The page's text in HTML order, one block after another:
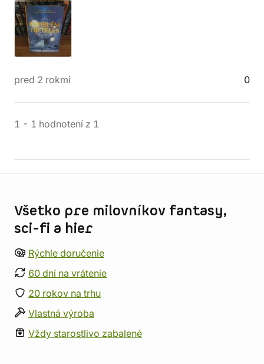
pred 2 rokmi 0
1 - 1 hodnotení z 1
Všetko pre milovníkov fantasy,
sci-fi a hier
Rýchle doručenie
60 dní na vrátenie
20 rokov na trhu
Vlastná výroba
Vždy starostlivo zabalené